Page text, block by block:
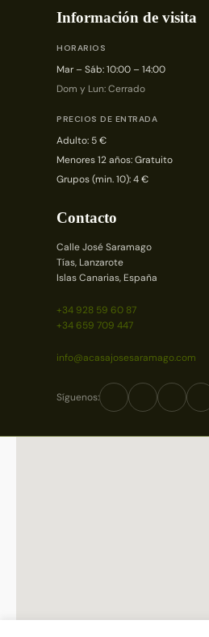
Información de visita
HORARIOS
Mar – Sáb: 10:00 – 14:00
Dom y Lun: Cerrado
PRECIOS DE ENTRADA
Adulto: 5 €
Menores 12 años: Gratuito
Grupos (min. 10): 4 €
Contacto
Calle José Saramago
Tías, Lanzarote
Islas Canarias, España
+34 928 59 60 87
+34 659 709 447
info@acasajosesaramago.com
Síguenos: